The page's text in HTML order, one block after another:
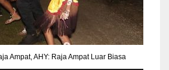
Ampat, AHY: Raja Ampat Luar Biasa